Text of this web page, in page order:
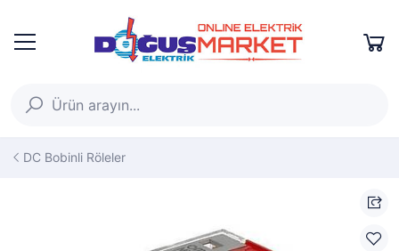
DC Bobinli Röleler